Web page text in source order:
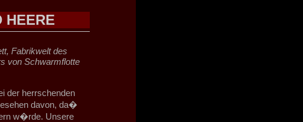
HEERE
Fabrikwelt des
von Schwarmflotte
der herrschenden
davon, da�
w�rde. Unsere